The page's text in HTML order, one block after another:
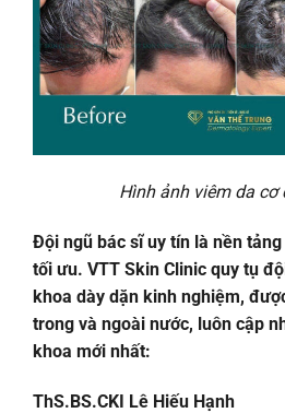
Hình ảnh viêm da cơ
Đội ngũ bác sĩ uy tín là nền
tối ưu. VTT Skin Clinic quy tụ
khoa dày dặn kinh nghiệm,
trong và ngoài nước, luôn cập
khoa mới nhất:
ThS.BS.CKI Lê Hiếu Hạnh